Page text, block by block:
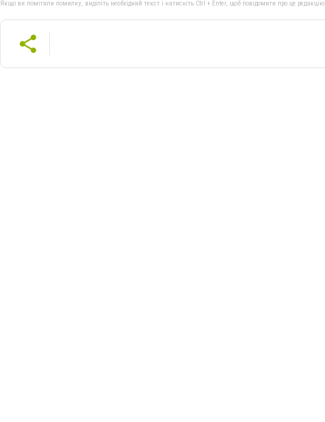
Якщо ви помітили помилку, виділіть необхідний текст і натисніть Ctrl + Enter, щоб повідомити про це редакцію